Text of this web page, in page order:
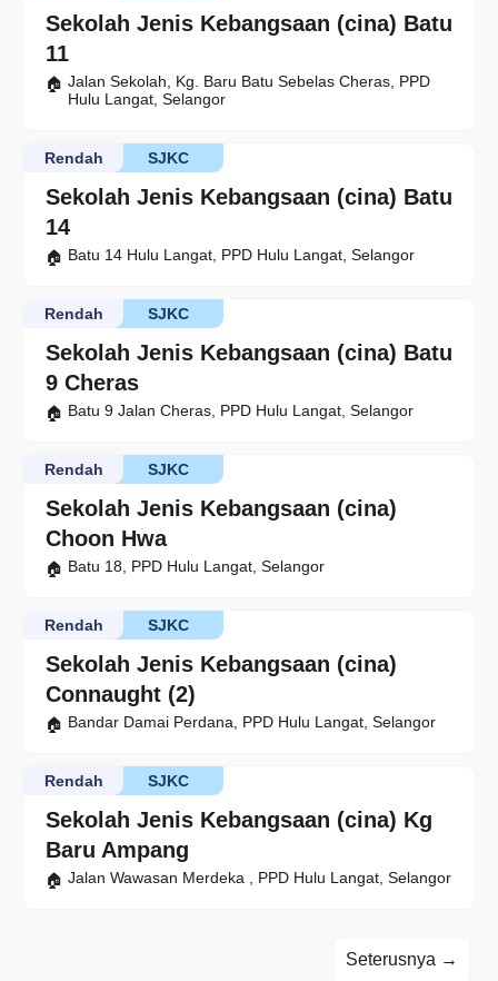
Sekolah Jenis Kebangsaan (cina) Batu
11
Jalan Sekolah, Kg. Baru Batu Sebelas Cheras, PPD
Hulu Langat, Selangor
Sekolah Jenis Kebangsaan (cina) Batu
14
SJKC
Rendah
Batu 14 Hulu Langat, PPD Hulu Langat, Selangor
Sekolah Jenis Kebangsaan (cina) Batu
9 Cheras
SJKC
Rendah
Batu 9 Jalan Cheras, PPD Hulu Langat, Selangor
Sekolah Jenis Kebangsaan (cina)
Choon Hwa
SJKC
Rendah
Batu 18, PPD Hulu Langat, Selangor
Sekolah Jenis Kebangsaan (cina)
Connaught (2)
SJKC
Rendah
Bandar Damai Perdana, PPD Hulu Langat, Selangor
Sekolah Jenis Kebangsaan (cina) Kg
Baru Ampang
SJKC
Rendah
Jalan Wawasan Merdeka , PPD Hulu Langat, Selangor
Seterusnya →